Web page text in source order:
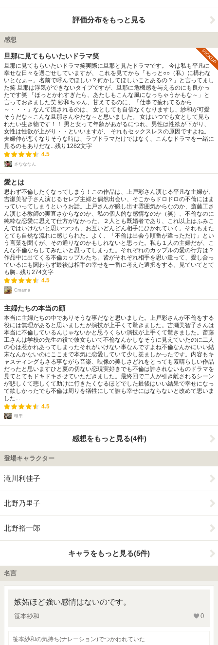
評価分布をもっと見る
感想
旦那に見てもらいたいドラマ笑
旦那に見てもらいたいドラマ笑実際に旦那と見たドラマです。 今は私も平凡に
幸せな日々を過ごせしていますが、 これを見てから「もっと○○（私）に構わな
いとなぁ～。名前で呼んでほしい？何かしてほしいことあるの？」と言ってまし
た笑 旦那は浮気ができないタイプですが、旦那に危機感を与えるのにも良かっ
たです笑 「ほっとかれすぎたら、あたしもこんな風になっちゃうかもな～」と
言っておきました笑 紗和ちゃん、甘えてるのに、「仕事で疲れてるから
～・・・」なんて流されるのは、 女としても自信なくなりますし、紗和が可愛
そうだな～こんな旦那さんやだな～と思いました。 女はいつでも女として見ら
れたい生き物です！！ 男と女って年齢があがるにつれ、男性は性欲が下がり、
女性は性欲が上がり・・といいますが、 それもセックスレスの原因ですよね。
夫婦仲が悪くなりそうな時は、ラブドラマだけではなく、こんなドラマを一緒に
見るのもありだな...残り 1282文字
4.5
さなななん
PICKUP
愛とは
思わず不倫したくなってしまう！この作品は、上戸彩さん演じる平凡な主婦が、
吉瀬美智子さん演じるセレブ主婦と偶然出会い、そこからドロドロの不倫にはま
っていってしまうというお話。上戸さんが醸し出す雰囲気からなのか、斎藤工さ
ん演じる教師の実直さからなのか、私の個人的な感情なのか（笑）、不倫なのに
純粋な恋愛に思えて仕方がなかった。２人とも既婚者であり、これ以上はふみこ
んではいけないと思いつつも、お互いどんどん相手にひかれていく。それもまた
とても自然な流れに感じられた。よく、「不倫は出会う順番が違っただけ」とい
う言葉を聞くが、その通りなのかもしれないと思った。私も１人の主婦だが、こ
んな不倫ならしてみたいと思ってしまった。それぞれのカップルの愛の行方は？
作品中に出てくる不倫カップルたち。皆がそれぞれ相手を思い遣って、愛し合っ
ているにも関わらず最後は相手の幸せを一番に考えた選択をする。見ていてとて
も胸...残り 274文字
4.5
Cmama
主婦たちの本当の顔
本当に主婦たちの中でありそうな事だなと思いました。上戸彩さんが不倫をする
役には無理があると思いましたが演技が上手くて驚きました。吉瀬美智子さんは
本当に不倫しているんじゃないかと思うくらい演技が上手くて驚きました。斎藤
工さんは学校の先生の役で彼女もいて不倫なんかしなそうに見えていたのに二人
の心は惹かれあってしまったそれがいけない事なんですよね不倫なんかにいい結
末なんかないのにここまで本気に恋愛していて少し羨ましかったです。内容もキ
ャスティングもさる事ながら音楽、映像の美しさどれをとっても素晴らしい作品
だったと思いますひと夏の切ない恋現実好きでも不倫は許されないものドラマを
見てとてもドキドキさせていただきました。最終回で二人が引き離されるシーン
が悲しくて悲しくて助けに行きたくなるほどでした最後はいい結果で幸せになっ
て欲しかったでも不倫は周りを犠牲にして誰も幸せにはならないと改めて思いま
した...
4.5
明里
感想をもっと見る(4件)
登場キャラクター
滝川利佳子
北野乃里子
北野裕一郎
キャラをもっと見る(5件)
名言
嫉妬ほど強い感情はないのです。
笹本紗和 0
笹本紗和の気持ち(ナレーション)でつかわれていた